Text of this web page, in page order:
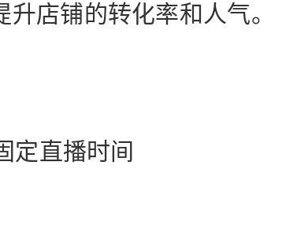
升店铺的转化率和人气。
定直播时间